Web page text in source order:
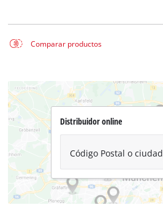
Comparar productos
Distribuidor online
Código Postal o ciudad